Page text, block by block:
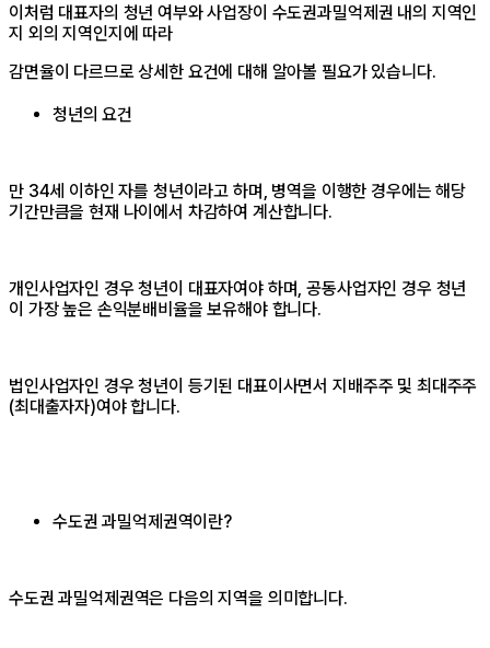
이처럼 대표자의 청년 여부와 사업장이 수도권과밀억제권 내의 지역인
지 외의 지역인지에 따라
감면율이 다르므로 상세한 요건에 대해 알아볼 필요가 있습니다.
청년의 요건
만 34세 이하인 자를 청년이라고 하며, 병역을 이행한 경우에는 해당
기간만큼을 현재 나이에서 차감하여 계산합니다.
개인사업자인 경우 청년이 대표자여야 하며, 공동사업자인 경우 청년
이 가장 높은 손익분배비율을 보유해야 합니다.
법인사업자인 경우 청년이 등기된 대표이사면서 지배주주 및 최대주주
(최대출자자)여야 합니다.
수도권 과밀억제권역이란?
수도권 과밀억제권역은 다음의 지역을 의미합니다.